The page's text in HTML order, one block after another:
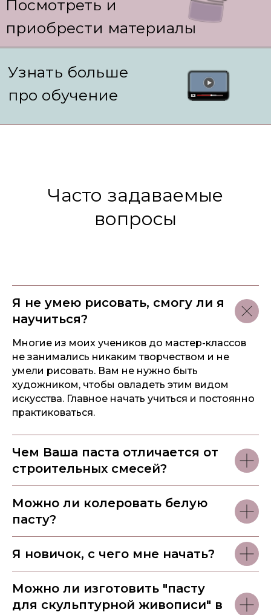
Посмотреть и
приобрести материалы
Узнать больше
про обучение
Часто задаваемые
вопросы
Я не умею рисовать, смогу ли я
научиться?
Многие из моих учеников до мастер-классов
не занимались никаким творчеством и не
умели рисовать. Вам не нужно быть
художником, чтобы овладеть этим видом
искусства. Главное начать учиться и постоянно
практиковаться.
Чем Ваша паста отличается от
строительных смесей?
Можно ли колеровать белую
пасту?
Я новичок, с чего мне начать?
Можно ли изготовить "пасту
для скульптурной живописи" в
Основатель школы скульптурной
живописи и производства специальных
материалов для данной техники;
создания объёмных цветов в 2015 году.
более 1000 мастеров из разных городов и
стран;
Школа скульптурной живописи имеет
дистрибьюторов продукции бренда
«Evgenia Ermilova» для скульптурной